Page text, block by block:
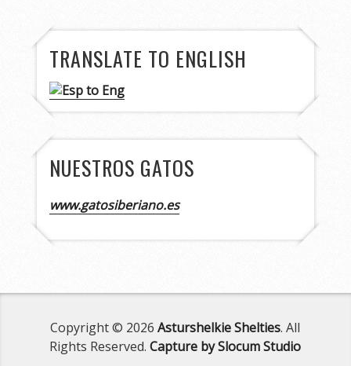
TRANSLATE TO ENGLISH
NUESTROS GATOS
www.gatosiberiano.es
Copyright © 2026Asturshelkie Shelties. All
Rights Reserved.Capture by Slocum Studio